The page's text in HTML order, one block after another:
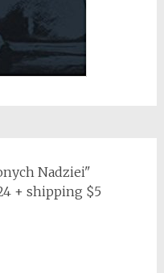
Nadziei"
+ shipping $5